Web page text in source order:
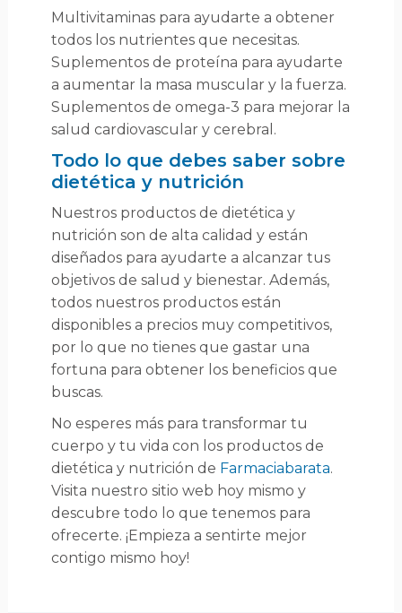
Multivitaminas para ayudarte a obtener
todos los nutrientes que necesitas.
Suplementos de proteína para ayudarte
a aumentar la masa muscular y la fuerza.
Suplementos de omega-3 para mejorar la
salud cardiovascular y cerebral.
Todo lo que debes saber sobre
dietética y nutrición
Nuestros productos de dietética y
nutrición son de alta calidad y están
diseñados para ayudarte a alcanzar tus
objetivos de salud y bienestar. Además,
todos nuestros productos están
disponibles a precios muy competitivos,
por lo que no tienes que gastar una
fortuna para obtener los beneficios que
buscas.
No esperes más para transformar tu
cuerpo y tu vida con los productos de
dietética y nutrición de Farmaciabarata.
Visita nuestro sitio web hoy mismo y
descubre todo lo que tenemos para
ofrecerte. ¡Empieza a sentirte mejor
contigo mismo hoy!